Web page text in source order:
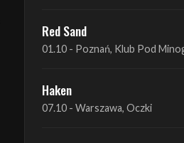
Haken
07.10 - Warszawa, Oczki
Heretoir + Unreqvited + Nidare
19.10 - Wrocław, Łącznik